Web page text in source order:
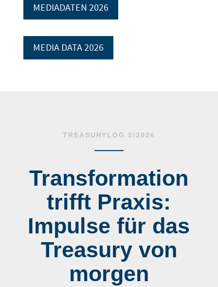
MEDIADATEN 2026
MEDIA DATA 2026
TREASURYLOG 2/2026
Transformation
trifft Praxis:
Impulse für das
Treasury von
morgen